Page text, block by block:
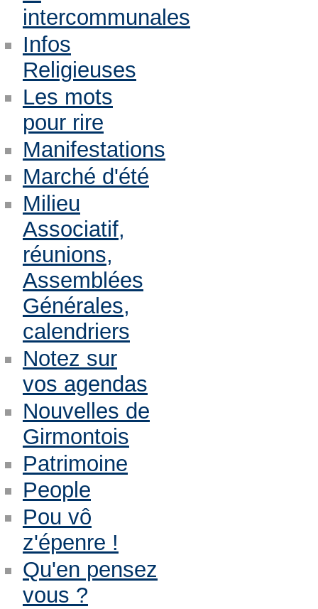
intercommunales
Infos
Religieuses
Les mots
pour rire
Manifestations
Marché d'été
Milieu
Associatif,
réunions,
Assemblées
Générales,
calendriers
Notez sur
vos agendas
Nouvelles de
Girmontois
Patrimoine
People
Pou vô
z'épenre !
Qu'en pensez
vous ?